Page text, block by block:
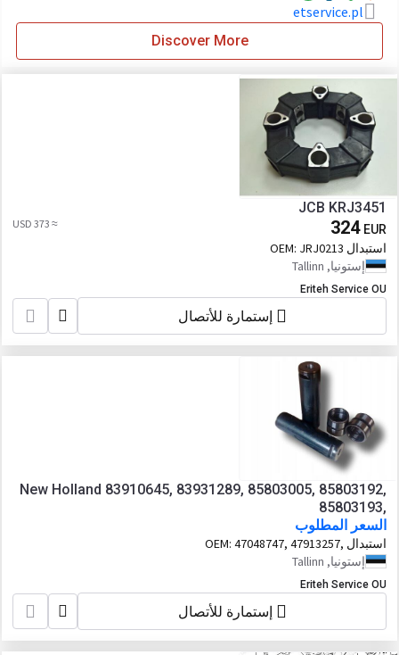
etservice.pl
Discover More
JCB KRJ3451
324 EUR
≈ 373 USD
استبدال OEM: JRJ0213
إستونيا, Tallinn
Eriteh Service OU
إستمارة للأتصال
New Holland 83910645, 83931289, 85803005, 85803192,
85803193,
السعر المطلوب
استبدال OEM: 47048747, 47913257,
81875248, 81901809, 81902174,
83902710, 83910546, 83910547,
83910548, 83910551,
إستونيا, Tallinn
Eriteh Service OU
إستمارة للأتصال